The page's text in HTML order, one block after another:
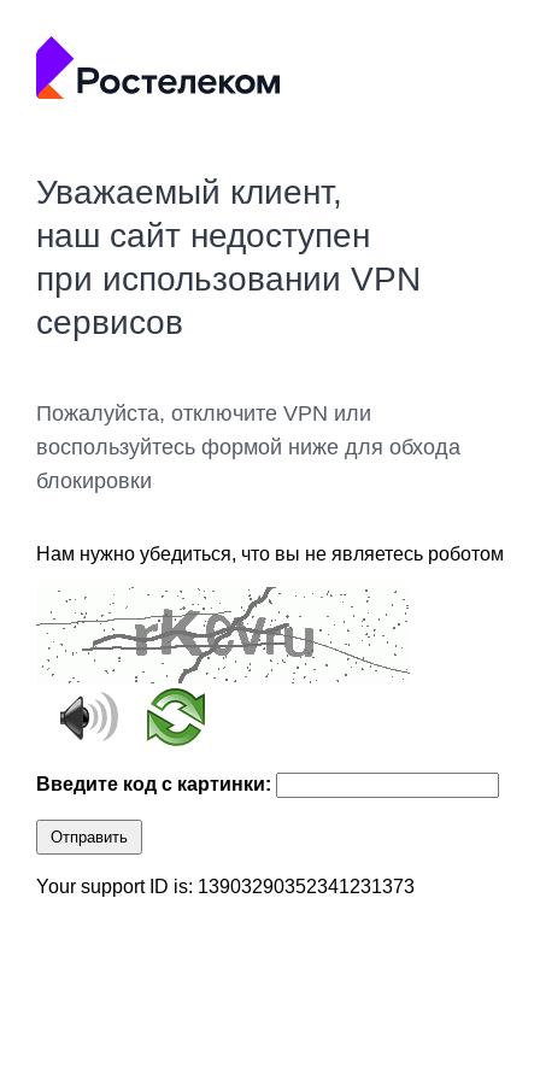
Уважаемый клиент,
наш сайт недоступен
при использовании VPN
сервисов
Пожалуйста, отключите VPN или
воспользуйтесь формой ниже для обхода
блокировки
Нам нужно убедиться, что вы не являетесь роботом
Введите код с картинки:
Отправить
Your support ID is: 13903290352341231373